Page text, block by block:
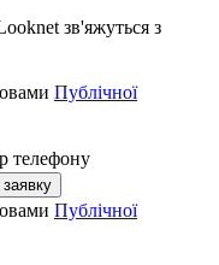
зв'яжуться з
Публічної
телефону
Публічної